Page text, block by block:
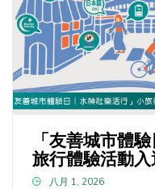
「友善城市體
旅行體驗活動
八月 1, 2026